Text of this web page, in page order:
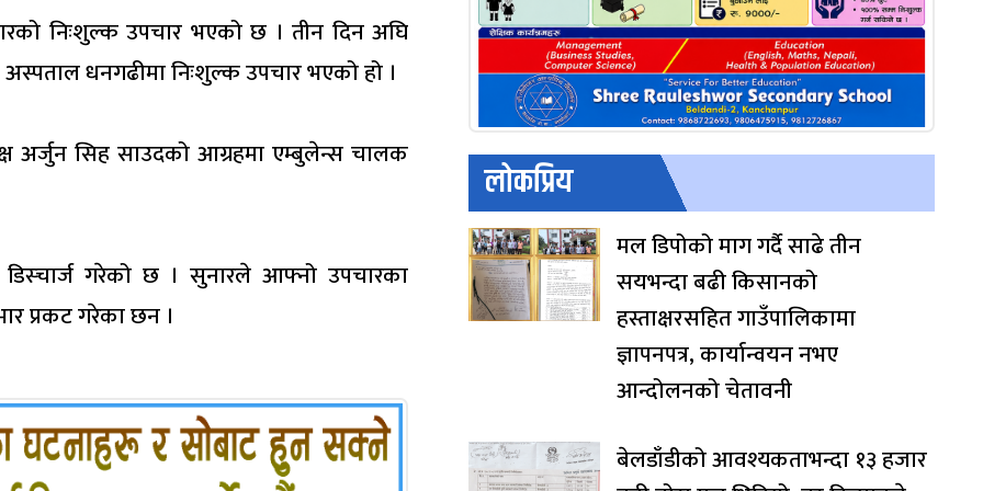
निःशुल्क उपचार भएको छ । तीन दिन अघि
धनगढीमा निःशुल्क उपचार भएको हो ।
अर्जुन सिह साउदको आग्रहमा एम्बुलेन्स चालक
गरेको छ । सुनारले आफ्नो उपचारका
प्रकट गरेका छन ।
लोकप्रिय
मल डिपोको माग गर्दै साढे तीन
सयभन्दा बढी किसानको
हस्ताक्षरसहित गाउँपालिकामा
ज्ञापनपत्र, कार्यान्वयन नभए
आन्दोलनको चेतावनी
बेलडाँडीको आवश्यकताभन्दा १३ हजार